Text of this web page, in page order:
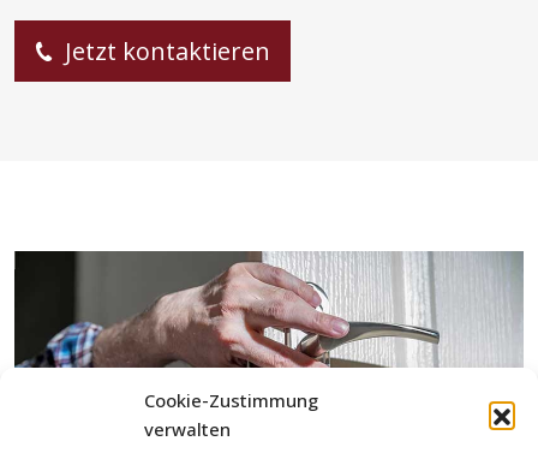
Cookie-Zustimmung
verwalten
Jetzt kontaktieren